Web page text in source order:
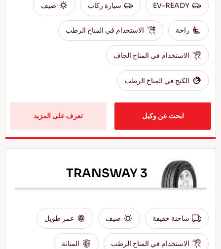
EV-READY سيارة ركاب صيف
راحة الاستخدام في المناخ الرطب
الاستخدام في المناخ الجاف
الكبح في المناخ الرطب
ابحث عن وكيل تعرف على المزيد
TRANSWAY 3
شاحنة خفيفة صيف عمر طويل
الاستخدام في المناخ الرطب المتانة